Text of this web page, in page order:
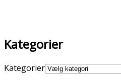
Kategorier
Kategorier